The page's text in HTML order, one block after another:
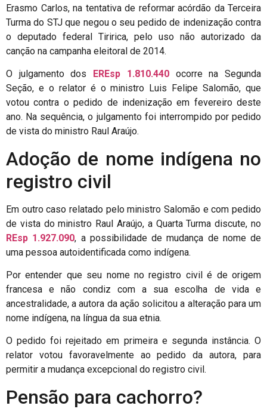
Erasmo Carlos, na tentativa de reformar acórdão da Terceira
Turma do STJ que negou o seu pedido de indenização contra
o deputado federal Tiririca, pelo uso não autorizado da
canção na campanha eleitoral de 2014.
O julgamento dos EREsp 1.810.440ocorre na Segunda
Seção, e o relator é o ministro Luis Felipe Salomão, que
votou contra o pedido de indenização em fevereiro deste
ano. Na sequência, o julgamento foi interrompido por pedido
de vista do ministro Raul Araújo.
Adoção de nome indígena no
registro civil
Em outro caso relatado pelo ministro Salomão e com pedido
de vista do ministro Raul Araújo, a Quarta Turma discute, no
REsp 1.927.090, a possibilidade de mudança de nome de
uma pessoa autoidentificada como indígena.
Por entender que seu nome no registro civil é de origem
francesa e não condiz com a sua escolha de vida e
ancestralidade, a autora da ação solicitou a alteração para um
nome indígena, na língua da sua etnia.
O pedido foi rejeitado em primeira e segunda instância. O
relator votou favoravelmente ao pedido da autora, para
permitir a mudança excepcional do registro civil.
Pensão para cachorro?